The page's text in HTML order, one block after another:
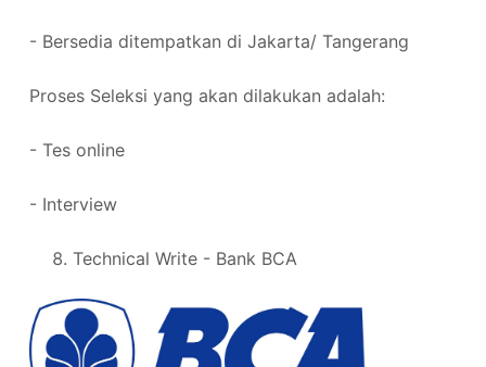
- Bersedia ditempatkan di Jakarta/ Tangerang
Proses Seleksi yang akan dilakukan adalah:
- Tes online
- Interview
Technical Write - Bank BCA